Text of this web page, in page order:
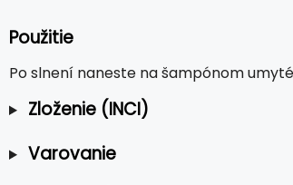
Použitie
Po slnení naneste na šampónom
Zloženie (INCI)
Varovanie